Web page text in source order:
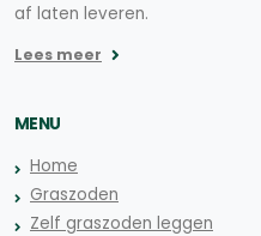
af laten leveren.
Lees meer
MENU
Home
Graszoden
Zelf graszoden leggen